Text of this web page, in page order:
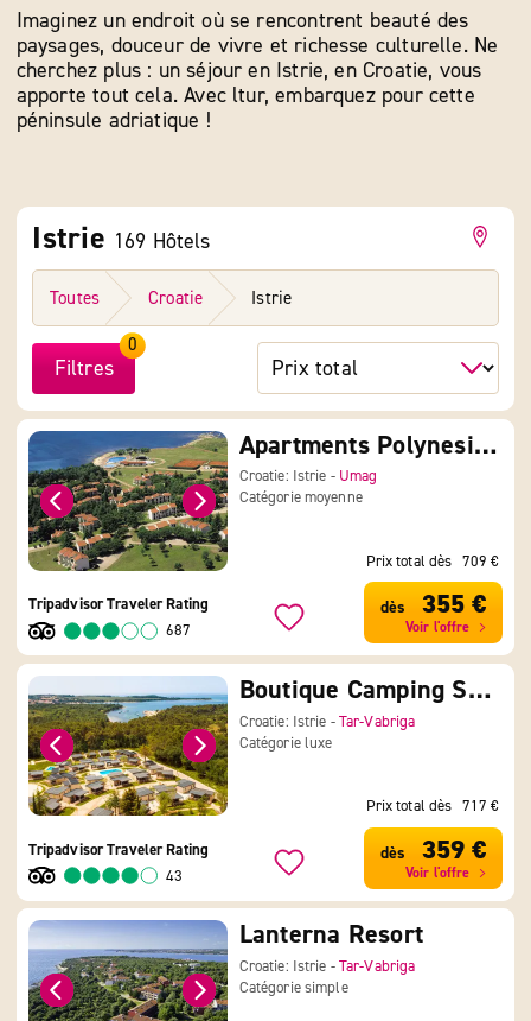
Imaginez un endroit où se rencontrent beauté des
paysages, douceur de vivre et richesse culturelle. Ne
cherchez plus : un séjour en Istrie, en Croatie, vous
apporte tout cela. Avec ltur, embarquez pour cette
péninsule adriatique !
Istrie 169 Hôtels
Toutes Croatie Istrie
Filtres
0
Apartments Polynesia Plava Laguna
Croatie: Istrie - Umag
Catégorie moyenne
Tripadvisor Traveler Rating
687
Prix total dès 709 €
dès 355 €
Voir l'offre
Boutique Camping Santa Marina
Croatie: Istrie -Tar-Vabriga
Catégorie luxe
Tripadvisor Traveler Rating
43
Prix total dès 717 €
dès 359 €
Voir l'offre
Lanterna Resort
Croatie: Istrie -Tar-Vabriga
Catégorie simple